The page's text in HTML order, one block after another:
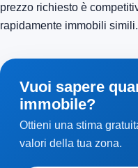
prezzo richiesto è
rapidamente immobili simili.
Vuoi sapere
immobile?
Ottieni una stima
valori della tua zona.